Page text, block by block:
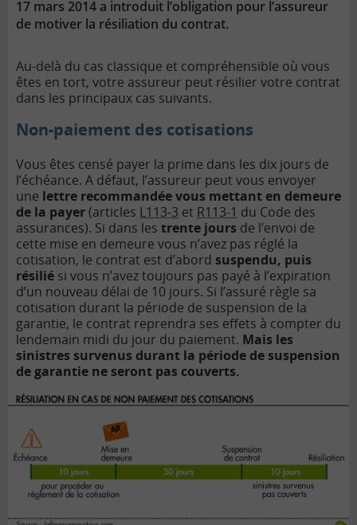
17 mars 2014 a introduit l’obligation pour l’assureur
de motiver la résiliation du contrat.
Au-delà du cas classique et compréhensible où vous
êtes en tort, votre assureur peut résilier votre contrat
dans les principaux cas suivants.
Non-paiement des cotisations
Vous êtes censé payer la prime dans les dix jours de
l’échéance. A défaut, l’assureur peut vous envoyer
une lettre recommandée vous mettant en demeure
de la payer(articles L113-3 et R113-1 du Code des
assurances). Si dans les trente jours de l’envoi de
cette mise en demeure vous n’avez pas réglé la
cotisation, le contrat est d’abord suspendu, puis
résilié si vous n’avez toujours pas payé à l’expiration
d’un nouveau délai de 10 jours. Si l’assuré règle sa
cotisation durant la période de suspension de la
garantie, le contrat reprendra ses effets à compter du
lendemain midi du jour du paiement. Mais les
sinistres survenus durant la période de suspension
de garantie ne seront pas couverts.